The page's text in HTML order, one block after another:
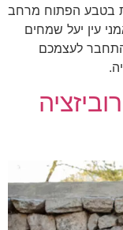
בטבע הפתוח מרחב
עין יעל שמחים
לעצמכם